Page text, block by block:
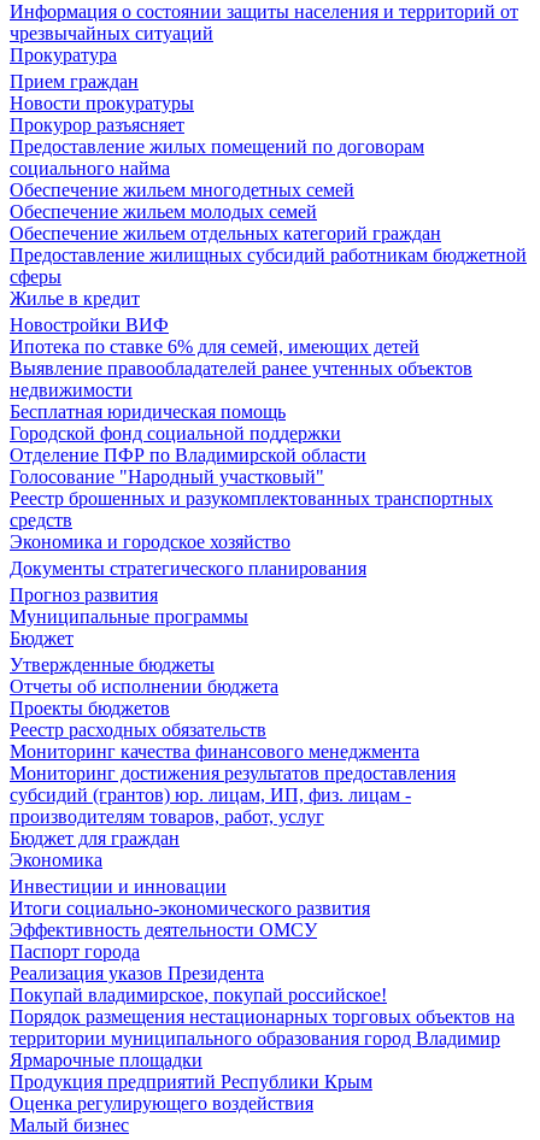
Информация о состоянии защиты населения и территорий от
чрезвычайных ситуаций
Прокуратура
Прием граждан
Новости прокуратуры
Прокурор разъясняет
Предоставление жилых помещений по договорам
социального найма
Обеспечение жильем многодетных семей
Обеспечение жильем молодых семей
Обеспечение жильем отдельных категорий граждан
Предоставление жилищных субсидий работникам бюджетной
сферы
Жилье в кредит
Новостройки ВИФ
Ипотека по ставке 6% для семей, имеющих детей
Выявление правообладателей ранее учтенных объектов
недвижимости
Бесплатная юридическая помощь
Городской фонд социальной поддержки
Отделение ПФР по Владимирской области
Голосование "Народный участковый"
Реестр брошенных и разукомплектованных транспортных
средств
Экономика и городское хозяйство
Документы стратегического планирования
Прогноз развития
Муниципальные программы
Бюджет
Утвержденные бюджеты
Отчеты об исполнении бюджета
Проекты бюджетов
Реестр расходных обязательств
Мониторинг качества финансового менеджмента
Мониторинг достижения результатов предоставления
субсидий (грантов) юр. лицам, ИП, физ. лицам -
производителям товаров, работ, услуг
Бюджет для граждан
Экономика
Инвестиции и инновации
Итоги социально-экономического развития
Эффективность деятельности ОМСУ
Паспорт города
Реализация указов Президента
Покупай владимирское, покупай российское!
Порядок размещения нестационарных торговых объектов на
территории муниципального образования город Владимир
Ярмарочные площадки
Продукция предприятий Республики Крым
Оценка регулирующего воздействия
Малый бизнес